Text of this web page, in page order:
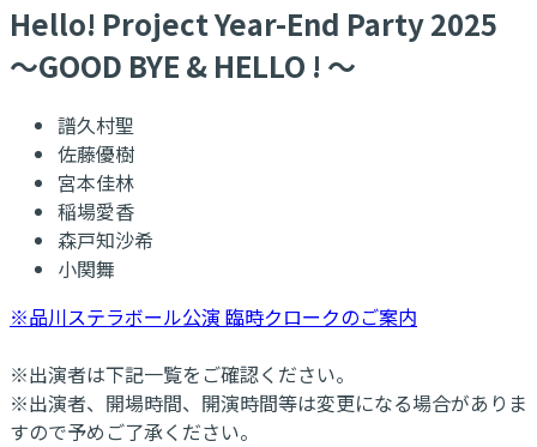
Hello! Project Year-End Party 2025
～GOOD BYE & HELLO ! ～
譜久村聖
佐藤優樹
宮本佳林
稲場愛香
森戸知沙希
小関舞
※品川ステラボール公演 臨時クロークのご案内
※出演者は下記一覧をご確認ください。
※出演者、開場時間、開演時間等は変更になる場合がありま
すので予めご了承ください。